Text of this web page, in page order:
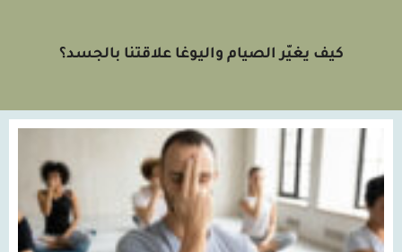
كيف يغيّر الصيام واليوغا علاقتنا بالجسد؟